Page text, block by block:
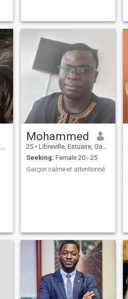
Mohammed
25 • Libreville, Estuaire, Gabon
Seeking: Female 20 - 25
Garçon calme et attentionné